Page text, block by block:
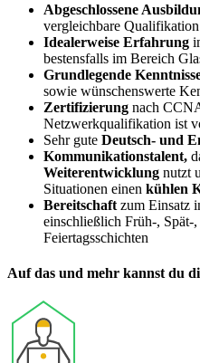
Abgeschlossene
vergleichbare Qualifikation
Idealerweise Erfahrung
bestensfalls im Bereich
Grundlegende
sowie wünschenswerte
Zertifizierung nach
Netzwerkqualifikation ist
Sehr gute Deutsch- und
Kommunikationstalent,
Weiterentwicklung nutzt
Situationen einen kühlen
Bereitschaft zum Einsatz
einschließlich Früh-, Spät-
Feiertagsschichten
Auf das und mehr kannst du